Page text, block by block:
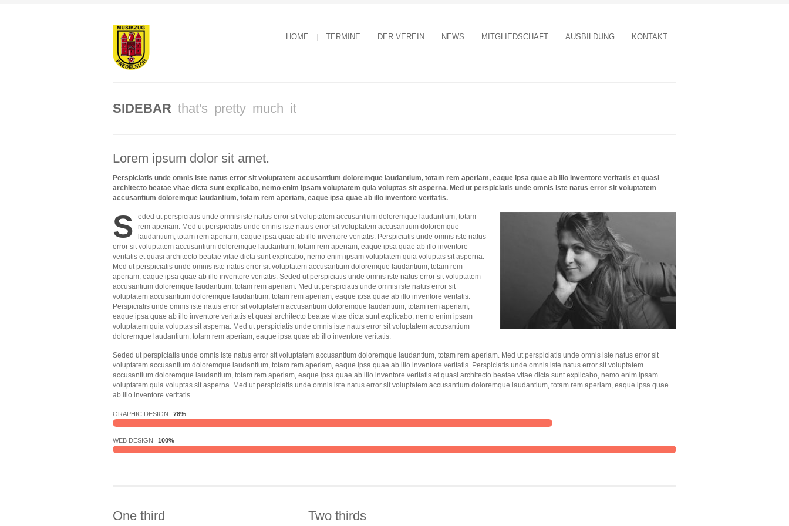
HOME TERMINE DER VEREIN NEWS MITGLIEDSCHAFT AUSBILDUNG KONTAKT
SIDEBAR that's pretty much it
Lorem ipsum dolor sit amet.
Perspiciatis unde omnis iste natus error sit voluptatem accusantium doloremque laudantium, totam rem aperiam, eaque ipsa quae ab illo inventore veritatis et quasi
architecto beatae vitae dicta sunt explicabo, nemo enim ipsam voluptatem quia voluptas sit asperna. Med ut perspiciatis unde omnis iste natus error sit voluptatem
accusantium doloremque laudantium, totam rem aperiam, eaque ipsa quae ab illo inventore veritatis.
S
eded ut perspiciatis unde omnis iste natus error sit voluptatem accusantium doloremque laudantium, totam
rem aperiam. Med ut perspiciatis unde omnis iste natus error sit voluptatem accusantium doloremque
laudantium, totam rem aperiam, eaque ipsa quae ab illo inventore veritatis. Perspiciatis unde omnis iste natus
error sit voluptatem accusantium doloremque laudantium, totam rem aperiam, eaque ipsa quae ab illo inventore
veritatis et quasi architecto beatae vitae dicta sunt explicabo, nemo enim ipsam voluptatem quia voluptas sit asperna.
Med ut perspiciatis unde omnis iste natus error sit voluptatem accusantium doloremque laudantium, totam rem
aperiam, eaque ipsa quae ab illo inventore veritatis. Seded ut perspiciatis unde omnis iste natus error sit voluptatem
accusantium doloremque laudantium, totam rem aperiam. Med ut perspiciatis unde omnis iste natus error sit
voluptatem accusantium doloremque laudantium, totam rem aperiam, eaque ipsa quae ab illo inventore veritatis.
Perspiciatis unde omnis iste natus error sit voluptatem accusantium doloremque laudantium, totam rem aperiam,
eaque ipsa quae ab illo inventore veritatis et quasi architecto beatae vitae dicta sunt explicabo, nemo enim ipsam
voluptatem quia voluptas sit asperna. Med ut perspiciatis unde omnis iste natus error sit voluptatem accusantium
doloremque laudantium, totam rem aperiam, eaque ipsa quae ab illo inventore veritatis.
Seded ut perspiciatis unde omnis iste natus error sit voluptatem accusantium doloremque laudantium, totam rem aperiam. Med ut perspiciatis unde omnis iste natus error sit
voluptatem accusantium doloremque laudantium, totam rem aperiam, eaque ipsa quae ab illo inventore veritatis. Perspiciatis unde omnis iste natus error sit voluptatem
accusantium doloremque laudantium, totam rem aperiam, eaque ipsa quae ab illo inventore veritatis et quasi architecto beatae vitae dicta sunt explicabo, nemo enim ipsam
voluptatem quia voluptas sit asperna. Med ut perspiciatis unde omnis iste natus error sit voluptatem accusantium doloremque laudantium, totam rem aperiam, eaque ipsa quae
ab illo inventore veritatis.
GRAPHIC DESIGN 78%
WEB DESIGN 100%
One third Two thirds